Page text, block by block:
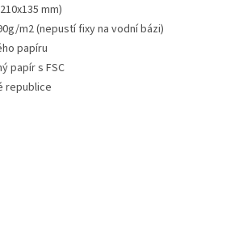
mm)
m2 (nepustí fixy na vodní bázi)
papíru
papír s FSC
republice